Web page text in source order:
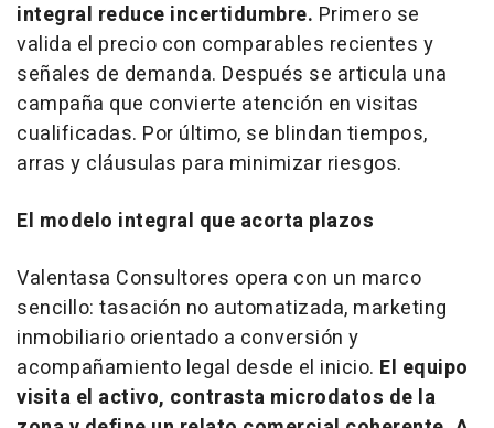
integral reduce incertidumbre. Primero se
valida el precio con comparables recientes y
señales de demanda. Después se articula una
campaña que convierte atención en visitas
cualificadas. Por último, se blindan tiempos,
arras y cláusulas para minimizar riesgos.
El modelo integral que acorta plazos
Valentasa Consultores opera con un marco
sencillo: tasación no automatizada, marketing
inmobiliario orientado a conversión y
acompañamiento legal desde el inicio. El equipo
visita el activo, contrasta microdatos de la